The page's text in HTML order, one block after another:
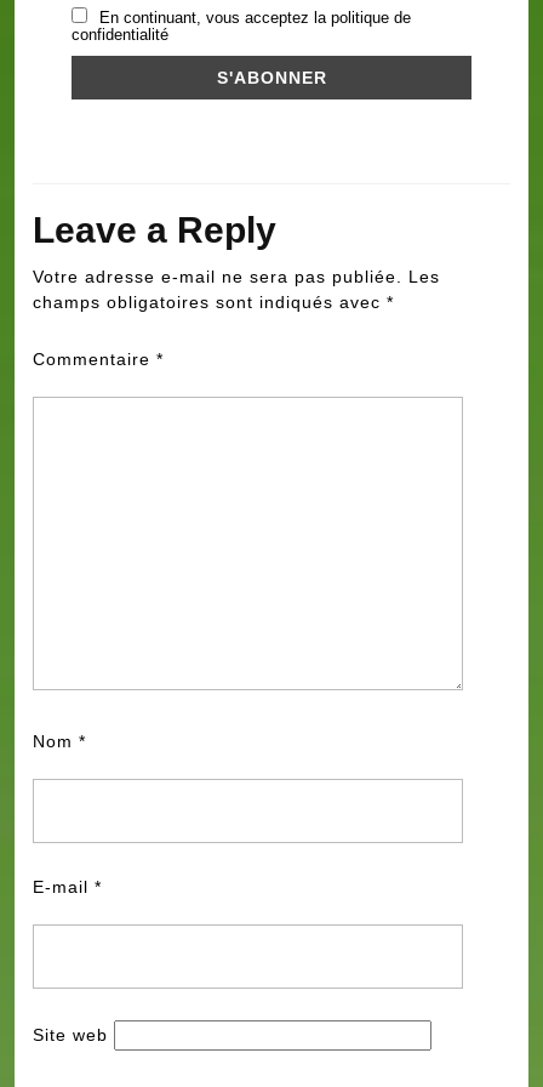
En continuant, vous acceptez la politique de
confidentialité
Leave a Reply
Votre adresse e-mail ne sera pas publiée. Les
champs obligatoires sont indiqués avec *
Commentaire *
Nom *
E-mail *
Site web